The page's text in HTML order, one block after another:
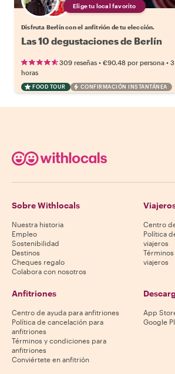
Elige tu local favorito
Disfruta Berlín con el anfitrión de tu elección.
Las 10 degustaciones de Berlín
309 reseñas • €90.48 por persona • 3
horas
FOOD TOUR CONFIRMACIÓN INSTANTÁNEA
Sobre Withlocals
Nuestra historia
Empleo
Sostenibilidad
Destinos
Cheques regalo
Colabora con nosotros
Centro
Política
viajeros
viajeros
Anfitriones
Centro de ayuda para anfitriones
Política de cancelación para
anfitriones
Términos y condiciones para
anfitriones
Conviértete en anfitrión
App
Google